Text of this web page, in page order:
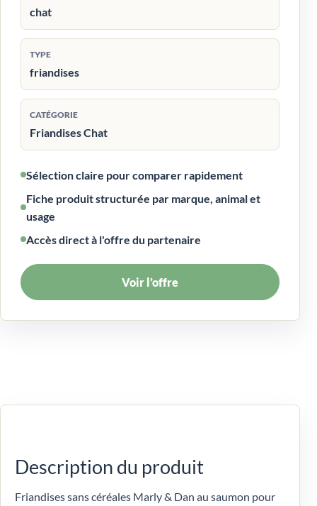
chat
TYPE
friandises
CATÉGORIE
Friandises Chat
Sélection claire pour comparer rapidement
Fiche produit structurée par marque, animal et
usage
Accès direct à l'offre du partenaire
Voir l’offre
Description du produit
Friandises sans céréales Marly & Dan au saumon pour